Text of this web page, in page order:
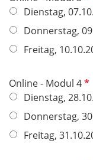
t
f
e
l
f
l
c
t
f
e
l
d
Dienstag,
Donnerstag,
Freitag,
Online - Modul 4P
f
l
c
Dienstag,
Donnerstag,
Freitag,